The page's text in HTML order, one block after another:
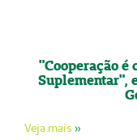
"Cooperação é
Suplementar",
Veja mais »